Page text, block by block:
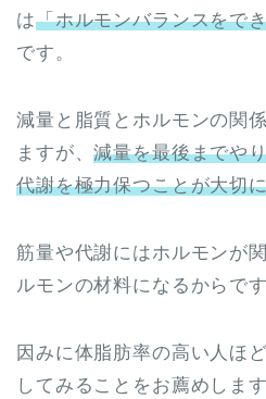
は「ホルモンバランスをで
です。
減量と脂質とホルモンの関
ますが、減量を最後までや
代謝を極力保つことが大切
筋量や代謝にはホルモンが
ルモンの材料になるからです
因みに体脂肪率の高い人ほ
してみることをお薦めします